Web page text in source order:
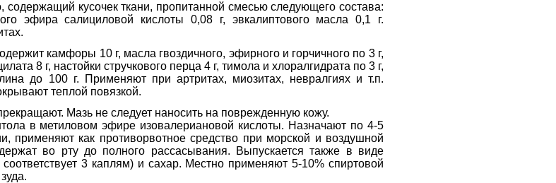
кусочек ткани, пропитанной смесью следующего состава:
эфира салициловой кислоты 0,08 г, эвкалиптового масла 0,1 г.
камфоры 10 г, масла гвоздичного, эфирного и горчичного по 3 г,
8 г, настойки стручкового перца 4 г, тимола и хлоралгидрата по 3 г,
до 100 г. Применяют при артритах, миозитах, невралгиях и т.п.
теплой повязкой.
Мазь не следует наносить на поврежденную кожу.
в метиловом эфире изовалериановой кислоты. Назначают по 4-5
применяют как противорвотное средство при морской и воздушной
во рту до полного рассасывания. Выпускается также в виде
3 каплям) и сахар. Местно применяют 5-10% спиртовой